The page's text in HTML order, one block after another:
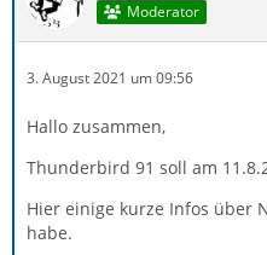
Moderator
3. August 2021 um 09:56
Hallo zusammen,
Thunderbird 91 soll am
Hier einige kurze Infos über
habe.